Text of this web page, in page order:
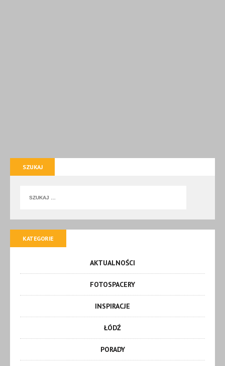
SZUKAJ
KATEGORIE
AKTUALNOŚCI
FOTOSPACERY
INSPIRACJE
ŁÓDŹ
PORADY